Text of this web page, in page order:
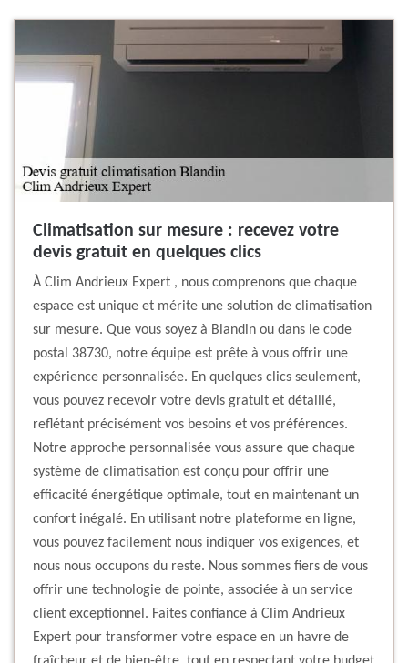
Climatisation sur mesure : recevez votre
devis gratuit en quelques clics
À Clim Andrieux Expert , nous comprenons que chaque
espace est unique et mérite une solution de climatisation
sur mesure. Que vous soyez à Blandin ou dans le code
postal 38730, notre équipe est prête à vous offrir une
expérience personnalisée. En quelques clics seulement,
vous pouvez recevoir votre devis gratuit et détaillé,
reflétant précisément vos besoins et vos préférences.
Notre approche personnalisée vous assure que chaque
système de climatisation est conçu pour offrir une
efficacité énergétique optimale, tout en maintenant un
confort inégalé. En utilisant notre plateforme en ligne,
vous pouvez facilement nous indiquer vos exigences, et
nous nous occupons du reste. Nous sommes fiers de vous
offrir une technologie de pointe, associée à un service
client exceptionnel. Faites confiance à Clim Andrieux
Expert pour transformer votre espace en un havre de